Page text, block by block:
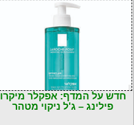
חדש על המדף: אפקלר מיקרו
פילינג – ג'ל ניקוי מטהר